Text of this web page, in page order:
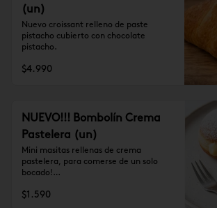
(un)
Nuevo croissant relleno de paste
pistacho cubierto con chocolate
pistacho.
$4.990
NUEVO!!! Bombolín Crema
Pastelera (un)
Mini masitas rellenas de crema
pastelera, para comerse de un solo
bocado!
$1.590